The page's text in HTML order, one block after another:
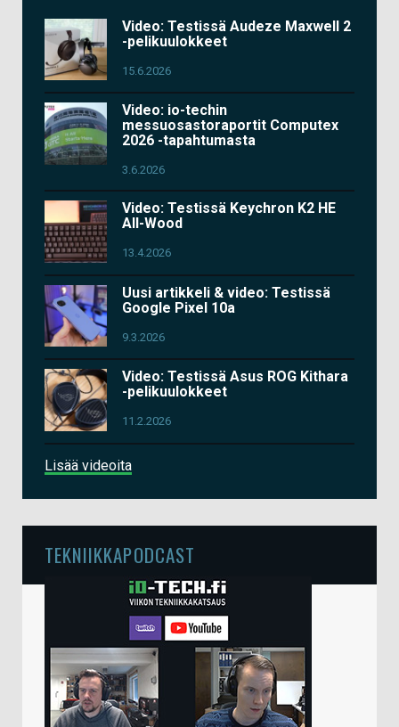
Video: Testissä Audeze Maxwell 2
-pelikuulokkeet
15.6.2026
Video: io-techin
messuosastoraportit Computex
2026 -tapahtumasta
3.6.2026
Video: Testissä Keychron K2 HE
All-Wood
13.4.2026
Uusi artikkeli & video: Testissä
Google Pixel 10a
9.3.2026
Video: Testissä Asus ROG Kithara
-pelikuulokkeet
11.2.2026
Lisää videoita
TEKNIIKKAPODCAST